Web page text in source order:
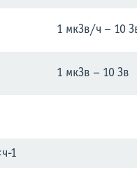
1 мкЗв/ч – 10
1 мкЗв – 10 Зв
1